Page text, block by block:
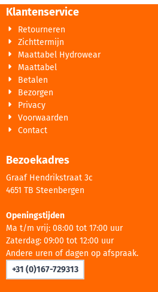
Klantenservice
Retourneren
Zichttermijn
Maattabel Hydrowear
Maattabel
Betalen
Bezorgen
Privacy
Voorwaarden
Contact
Bezoekadres
Graaf Hendrikstraat 3c
4651 TB Steenbergen
Openingstijden
Ma t/m vrij: 08:00 tot 17:00 uur
Zaterdag: 09:00 tot 12:00 uur
Andere uren of dagen op afspraak.
+31 (0)167-729313